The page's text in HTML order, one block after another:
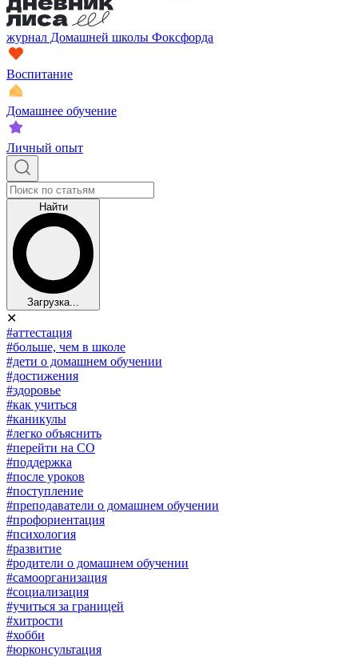
журнал Домашней школы Фоксфорда
Воспитание
Домашнее обучение
Личный опыт
Найти
Загрузка...
✕
#аттестация
#больше, чем в школе
#дети о домашнем обучении
#достижения
#здоровье
#как учиться
#каникулы
#легко объяснить
#перейти на СО
#поддержка
#после уроков
#поступление
#преподаватели о домашнем обучении
#профориентация
#психология
#развитие
#родители о домашнем обучении
#самоорганизация
#социализация
#учиться за границей
#хитрости
#хобби
#юрконсультация